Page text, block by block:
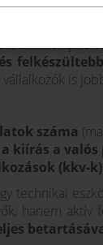
hogy a
bevonásával.
ami rontja a
is
száma
kiírás a valós
(kkv-k)
technikai
hanem